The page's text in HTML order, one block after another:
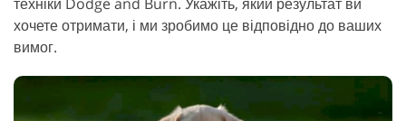
хочете отримати, і ми зробимо це відповідно до ваших
вимог.